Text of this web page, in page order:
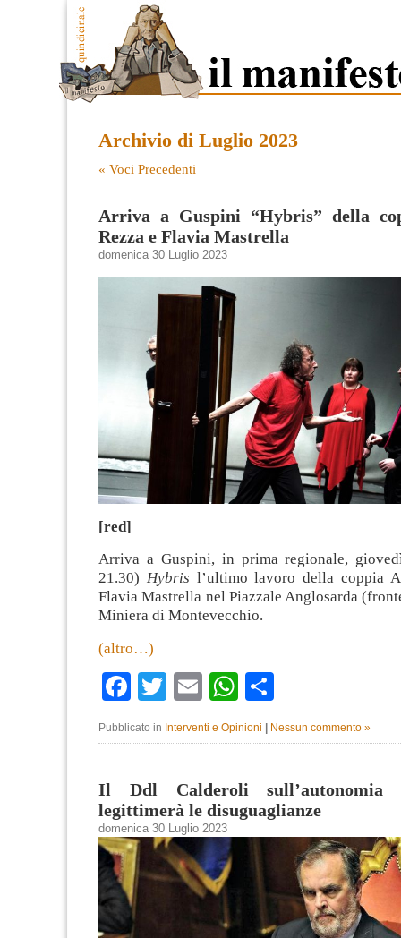
Archivio di Luglio 2023
« Voci Precedenti
Arriva a Guspini “Hybris” della
Rezza e Flavia Mastrella
domenica 30 Luglio 2023
[red]
Arriva a Guspini, in prima regionale,
21.30) Hybris l’ultimo lavoro della coppia
Flavia Mastrella nel Piazzale Anglosarda
Miniera di Montevecchio.
(altro…)
Facebook
TwitterEmailWhatsApp
Pubblicato in Interventi e Opinioni Nessun commento »
Il Ddl Calderoli sull’autonomia
legittimerà le disuguaglianze
domenica 30 Luglio 2023